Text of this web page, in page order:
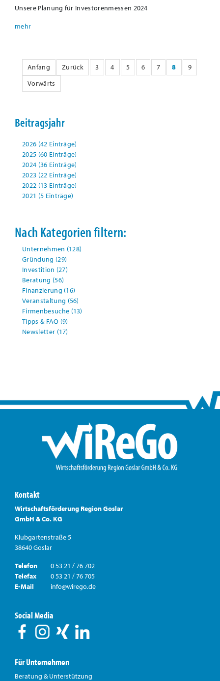
Unsere Planung für Investorenmessen 2024
Anfang Zurück 3 4 5 6 7 8
9
Vorwärts
Beitragsjahr
2026 (42 Einträge)
2025 (60 Einträge)
2024 (36 Einträge)
2023 (22 Einträge)
2022 (13 Einträge)
2021 (5 Einträge)
Nach Kategorien filtern:
Unternehmen (128)
Gründung (29)
Investition (27)
Beratung (56)
Finanzierung (16)
Veranstaltung (56)
Firmenbesuche (13)
Tipps & FAQ (9)
Newsletter (17)
Kontakt
Wirtschaftsförderung Region Goslar
GmbH & Co. KG
Klubgartenstraße 5
38640 Goslar
Telefon
0 53 21 / 76 702
Telefax
0 53 21 / 76 705
E-Mail
info@wirego.de
Social Media
Für Unternehmen
Beratung & Unterstützung